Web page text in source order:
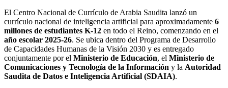
El Centro Nacional de Currículo de Arabia Saudita lanzó un
currículo nacional de inteligencia artificial para aproximadamente 6
millones de estudiantes K-12 en todo el Reino, comenzando en el
año escolar 2025-26. Se ubica dentro del Programa de Desarrollo
de Capacidades Humanas de la Visión 2030 y es entregado
conjuntamente por el Ministerio de Educación, el Ministerio de
Comunicaciones y Tecnología de la Información y la Autoridad
Saudita de Datos e Inteligencia Artificial (SDAIA).